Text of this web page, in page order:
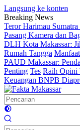
Langsung ke konten
Breaking News
Teror Harimau
Pasang Kamera dan
DLH Kota Makassar:
Rumah Tangga
PAUD Makassar:
Penting Tes Raih Opini
Keuangan BNPB